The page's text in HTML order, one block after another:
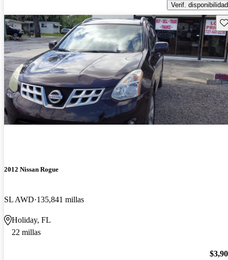
Verif. disponibilidad
2012 Nissan Rogue
SL AWD 135,841 millas
Holiday, FL
22 millas